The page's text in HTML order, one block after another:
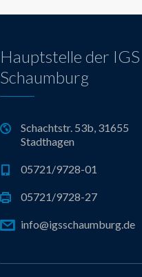
Hauptstelle der IGS
Schaumburg
Schachtstr. 53b, 31655
Stadthagen
05721/9728-01
05721/9728-27
info@igsschaumburg.de